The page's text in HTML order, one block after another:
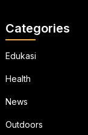
Categories
Edukasi
Health
News
Outdoors